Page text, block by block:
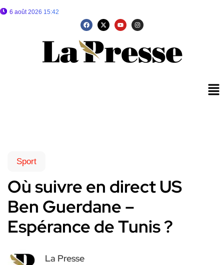
6 août 2026 15:42
Sport
Où suivre en direct US
Ben Guerdane –
Espérance de Tunis ?
La Presse